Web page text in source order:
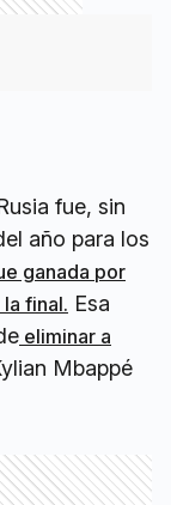
fue, sin
año para los
ganada por
final. Esa
eliminar a
Mbappé